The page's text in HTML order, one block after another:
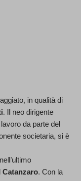
in qualità di
. Il neo dirigente
da parte del
societaria, si è
Catanzaro. Con la